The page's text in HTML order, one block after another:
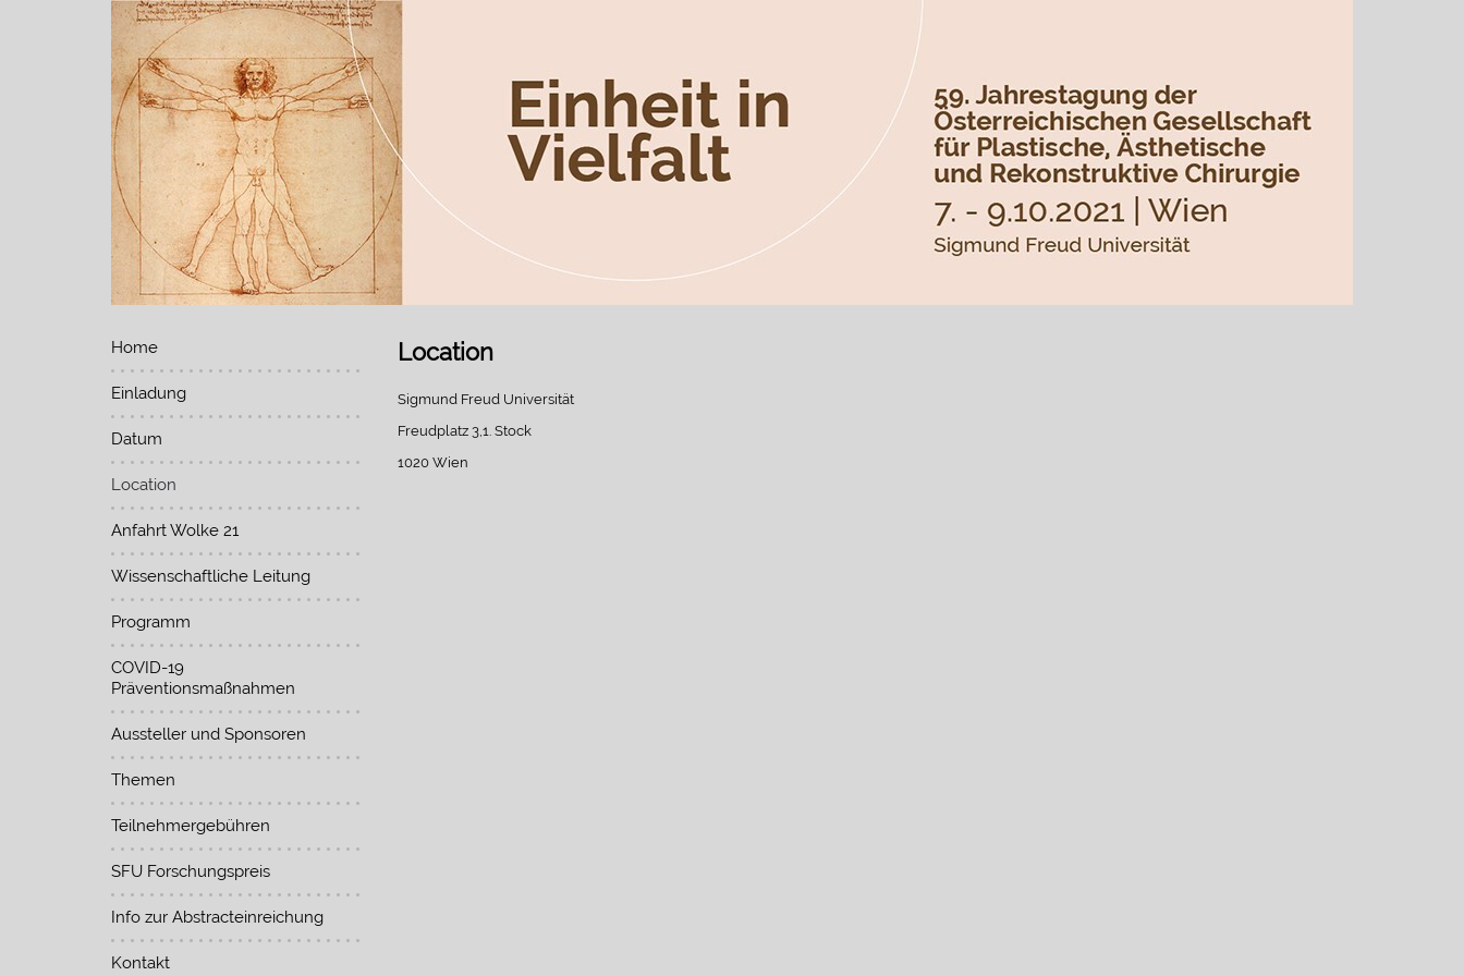
Home
Einladung
Datum
Location
Anfahrt Wolke 21
Wissenschaftliche Leitung
Programm
COVID-19
Präventionsmaßnahmen
Aussteller und Sponsoren
Themen
Teilnehmergebühren
SFU Forschungspreis
Info zur Abstracteinreichung
Kontakt
Location
Sigmund Freud Universität
Freudplatz 3,1. Stock
1020 Wien